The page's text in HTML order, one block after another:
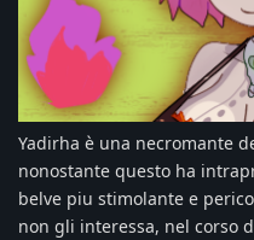
Yadirha è una necromante
nonostante questo ha
belve piu stimolante e
non gli interessa, nel corso